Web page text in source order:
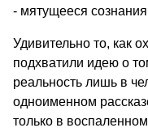
- мятущееся сознания
Удивительно то, как
подхватили идею о
реальность лишь в
одноименном
только в